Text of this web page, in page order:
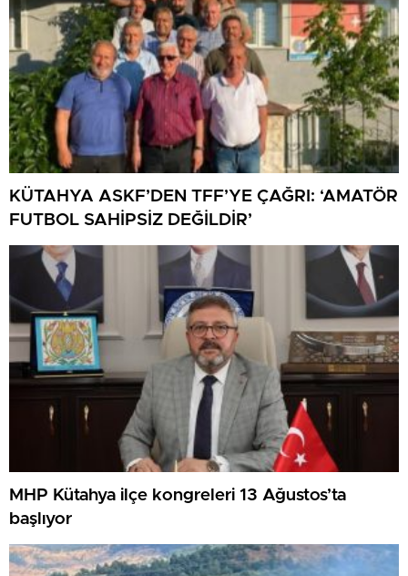
KÜTAHYA ASKF’DEN TFF’YE ÇAĞRI: ‘AMATÖR
FUTBOL SAHİPSİZ DEĞİLDİR’
MHP Kütahya ilçe kongreleri 13 Ağustos’ta
başlıyor